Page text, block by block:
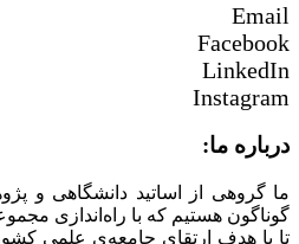
Email
Facebook
LinkedIn
Instagram
درباره ما:
ما گروهی از اساتید دانشگاهی و
گوناگون هستیم که با راه‌اندازی
تا با هدف ارتقای جامعه‌ی علمی